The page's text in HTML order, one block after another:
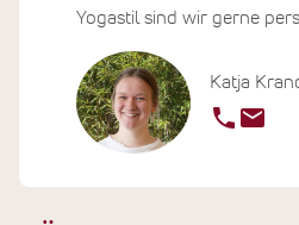
Katja
Yogastil sind wir gerne